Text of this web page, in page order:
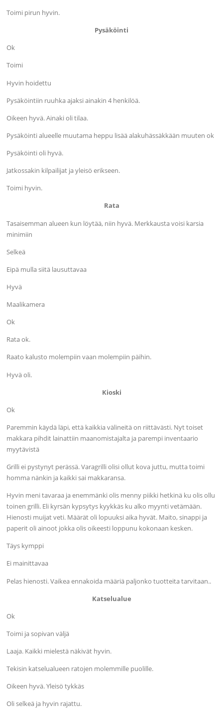
Toimi pirun hyvin.
Pysäköinti
Ok
Toimi
Hyvin hoidettu
Pysäköintiin ruuhka ajaksi ainakin 4 henkilöä.
Oikeen hyvä. Ainaki oli tilaa.
Pysäköinti alueelle muutama heppu lisää alakuhässäkkään muuten ok
Pysäköinti oli hyvä.
Jatkossakin kilpailijat ja yleisö erikseen.
Toimi hyvin.
Rata
Tasaisemman alueen kun löytää, niin hyvä. Merkkausta voisi karsia
minimiin
Selkeä
Eipä mulla siitä lausuttavaa
Hyvä
Maalikamera
Ok
Rata ok.
Raato kalusto molempiin vaan molempiin päihin.
Hyvä oli.
Kioski
Ok
Paremmin käydä läpi, että kaikkia välineitä on riittävästi. Nyt toiset
makkara pihdit lainattiin maanomistajalta ja parempi inventaario
myytävistä
Grilli ei pystynyt perässä. Varagrilli olisi ollut kova juttu, mutta toimi
homma nänkin ja kaikki sai makkaransa.
Hyvin meni tavaraa ja enemmänki olis menny piikki hetkinä ku olis ollu
toinen grilli. Eli kyrsän kypsytys kyykkäs ku alko myynti vetämään.
Hienosti muijat veti. Määrät oli lopuuksi aika hyvät. Maito, sinappi ja
paperit oli ainoot jokka olis oikeesti loppunu kokonaan kesken.
Täys kymppi
Ei mainittavaa
Pelas hienosti. Vaikea ennakoida määriä paljonko tuotteita tarvitaan..
Katselualue
Ok
Toimi ja sopivan väljä
Laaja. Kaikki mielestä näkivät hyvin.
Tekisin katselualueen ratojen molemmille puolille.
Oikeen hyvä. Yleisö tykkäs
Oli selkeä ja hyvin rajattu.